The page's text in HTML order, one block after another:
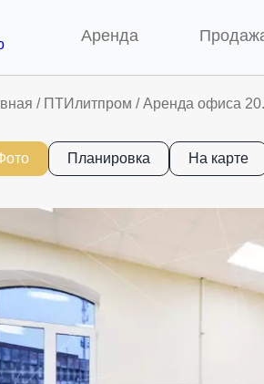
Аренда
/ ПТИлитпром /Аренда офиса
Планировка На карте